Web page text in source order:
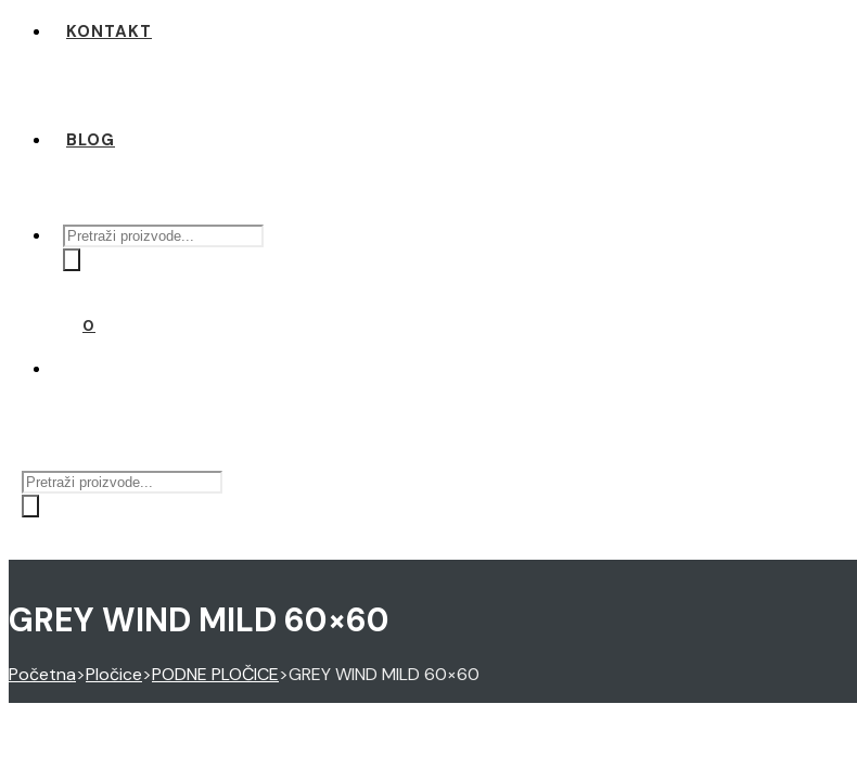
KONTAKT
BLOG
Products
search
0
Products
search
GREY WIND MILD 60×60
Početna>Pločice>PODNE PLOČICE>GREY WIND MILD 60×60